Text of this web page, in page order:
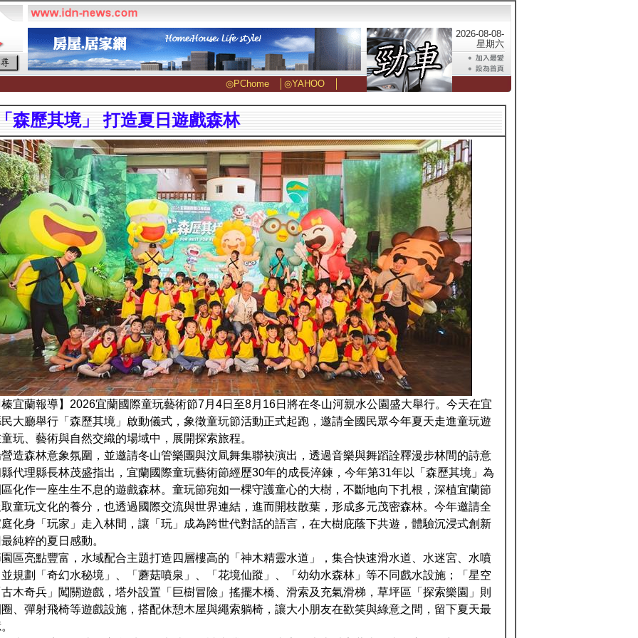
2026-08-08-
星期六
◎PChome│ ◎YAHOO│
森歷其境」 打造夏日遊戲森林
宜蘭報導】2026宜蘭國際童玩藝術節7月4日至8月16日將在冬山河親水公園盛大舉行。今天在宜
大廳舉行「森歷其境」啟動儀式，象徵童玩節活動正式起跑，邀請全國民眾今年夏天走進童玩遊
玩、藝術與自然交織的場域中，展開探索旅程。
造森林意象氛圍，並邀請冬山管樂團與汶凬舞集聯袂演出，透過音樂與舞蹈詮釋漫步林間的詩意
代理縣長林茂盛指出，宜蘭國際童玩藝術節經歷30年的成長淬鍊，今年第31年以「森歷其境」為
化作一座生生不息的遊戲森林。童玩節宛如一棵守護童心的大樹，不斷地向下扎根，深植宜蘭節
童玩文化的養分，也透過國際交流與世界連結，進而開枝散葉，形成多元茂密森林。今年邀請全
化身「玩家」走入林間，讓「玩」成為跨世代對話的語言，在大樹庇蔭下共遊，體驗沉浸式創新
純粹的夏日感動。
區亮點豐富，水域配合主題打造四層樓高的「神木精靈水道」，集合快速滑水道、水迷宮、水噴
規劃「奇幻水秘境」、「蘑菇噴泉」、「花境仙蹤」、「幼幼水森林」等不同戲水設施；「星空
木奇兵」闖關遊戲，塔外設置「巨樹冒險」搖擺木橋、滑索及充氣滑梯，草坪區「探索樂園」則
、彈射飛椅等遊戲設施，搭配休憩木屋與繩索躺椅，讓大小朋友在歡笑與綠意之間，留下夏天最